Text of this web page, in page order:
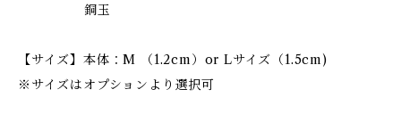
銅玉
【サイズ】本体：M （1.2cm）or Lサイズ（1.5cm)
※サイズはオプションより選択可